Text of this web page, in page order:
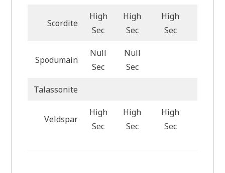
Scordite
High
Sec
High
Sec
High
Sec
Spodumain
Null
Sec
Null
Sec
Talassonite
Veldspar
High
Sec
High
Sec
High
Sec